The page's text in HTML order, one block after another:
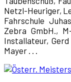
Netzl-Heuriger,
Fahrschule
Zebra GmbH.,
Installateur,
Mayer . . .